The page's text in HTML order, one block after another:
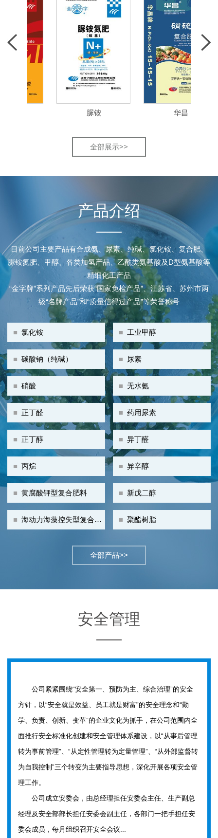
全部展示>>
产品介绍
目前公司主要产品有合成氨、尿素、纯碱、氯化铵、复合肥、
脲铵氮肥、甲醇、各类加氢产品、乙酰类氨基酸及D型氨基酸等
精细化工产品
“金字牌”系列产品先后荣获“国家免检产品”、江苏省、苏州市两
级“名牌产品”和“质量信得过产品”等荣誉称号
■ 工业甲醇
■ 氯化铵
■ 尿素
■ 碳酸钠（纯碱）
■无水氨
■ 硝酸
■药用尿素
■ 正丁醛
■异丁醛
■ 正丁醇
■异辛醇
■ 丙烷
■ 新戊二醇
■ 黄腐酸钾型复合肥料
■聚酯树脂
■ 海动力海藻控失型复合肥
全部产品>>
安全管理
公司紧紧围绕“安全第一、预防为主、综合治理”的安全
方针，以“安全就是效益、员工就是财富”的安全理念和“勤
学、负责、创新、变革”的企业文化为抓手，在公司范围内全
面推行安全标准化创建和安全管理体系建设，以“从事后管理
转为事前管理”、“从定性管理转为定量管理”、“从外部监督转
为自我控制”三个转变为主要指导思想，深化开展各项安全管
理工作。
公司成立安委会，由总经理担任安委会主任、生产副总
经理及安全部部长担任安委会副主任，各部门一把手担任安
委会成员，每月组织召开安全会议...